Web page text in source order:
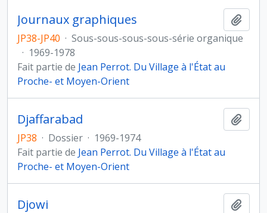
Journaux graphiques
JP38-JP40 · Sous-sous-sous-sous-série organique
· 1969-1978
Fait partie de Jean Perrot. Du Village à l'État au
Proche- et Moyen-Orient
Djaffarabad
JP38 · Dossier · 1969-1974
Fait partie de Jean Perrot. Du Village à l'État au
Proche- et Moyen-Orient
Djowi